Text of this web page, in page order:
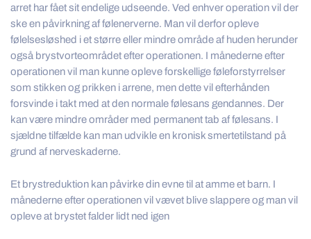
arret har fået sit endelige udseende. Ved enhver operation vil der
ske en påvirkning af følenerverne. Man vil derfor opleve
følelsesløshed i et større eller mindre område af huden herunder
også brystvorteområdet efter operationen. I månederne efter
operationen vil man kunne opleve forskellige føleforstyrrelser
som stikken og prikken i arrene, men dette vil efterhånden
forsvinde i takt med at den normale følesans gendannes. Der
kan være mindre områder med permanent tab af følesans. I
sjældne tilfælde kan man udvikle en kronisk smertetilstand på
grund af nerveskaderne.
Et brystreduktion kan påvirke din evne til at amme et barn. I
månederne efter operationen vil vævet blive slappere og man vil
opleve at brystet falder lidt ned igen